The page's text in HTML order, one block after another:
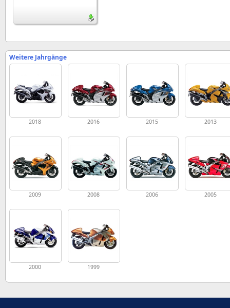
Weitere Jahrgänge
2018 2016 2015 2013
2009 2008 2006 2005
2000 1999